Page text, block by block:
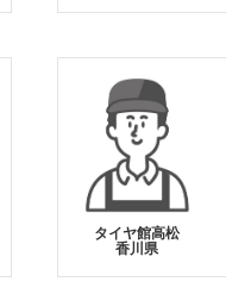
タイヤ館高松
香川県